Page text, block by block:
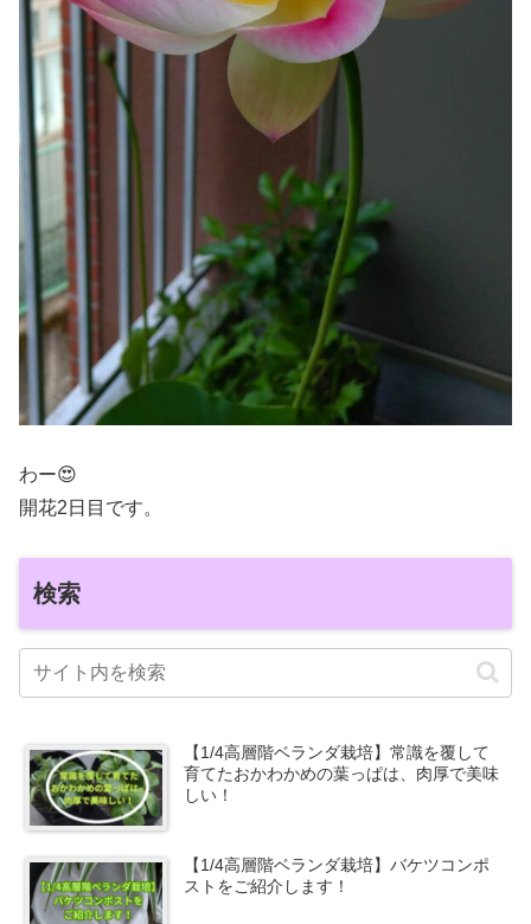
わー😍
開花2日目です。
検索
【1/4高層階ベランダ栽培】常識を覆して
育てたおかわかめの葉っぱは、肉厚で美味
しい！
【1/4高層階ベランダ栽培】バケツコンポ
ストをご紹介します！